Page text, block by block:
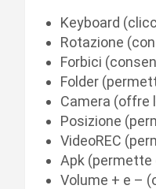
Keyboard
Rotazione
Forbici
Folder
Camera (offre
Posizione
VideoREC
Apk (permette
Volume + e –